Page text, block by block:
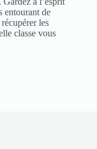
entourant de
les
classe vous